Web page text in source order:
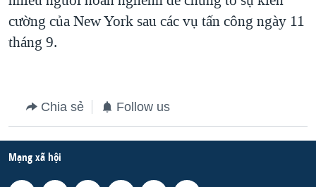
cường của New York sau các vụ tấn công ngày 11
tháng 9.
Chia sẻ Follow us
Mạng xã hội